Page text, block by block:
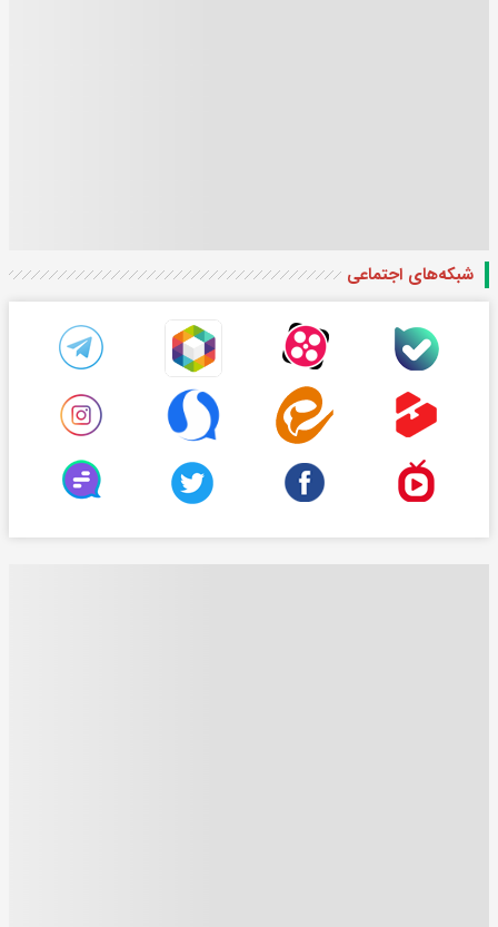
شبکه‌های اجتماعی